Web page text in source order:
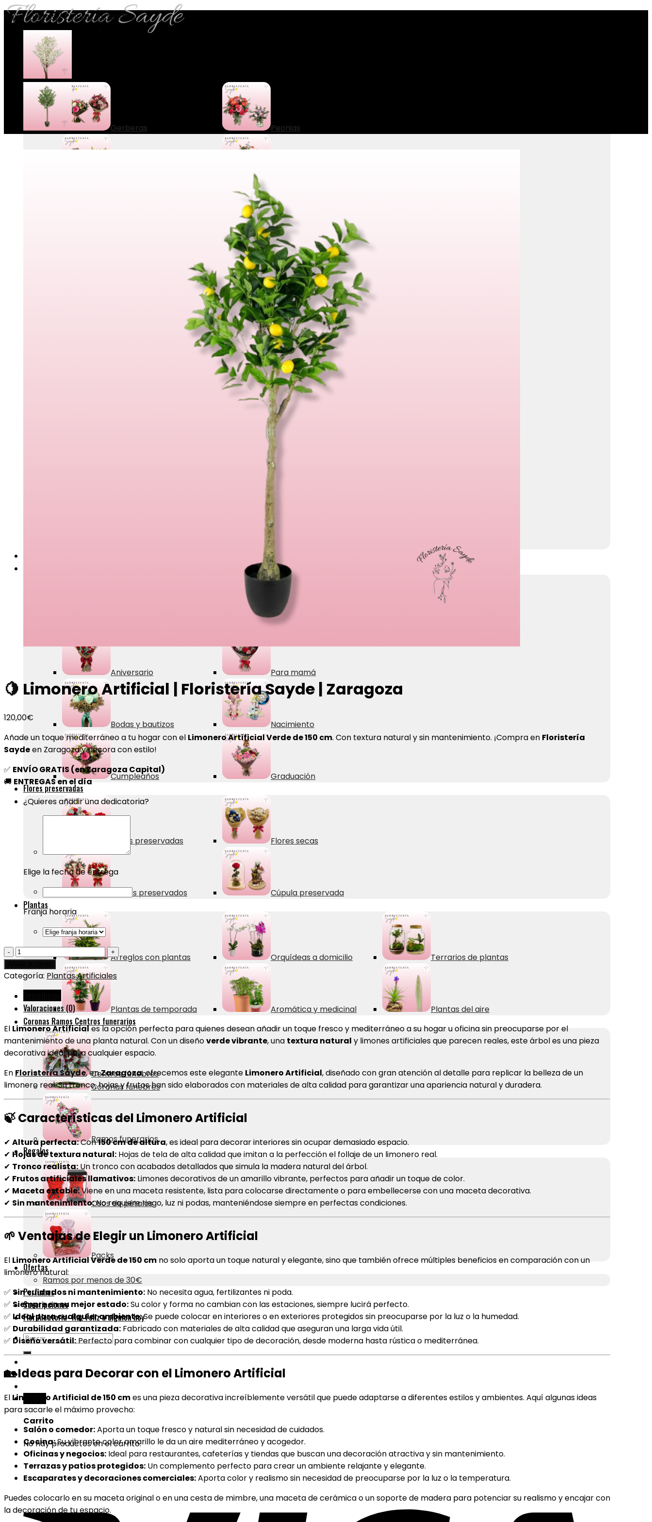
Menú
Ramos
Gerberas Peonias
Girasoles
Tulipanes
Ramos flores amarillas
Aniversario
Bodas y bautizos
Cumpleaños
Para papá
Para mamá
Nacimiento
Graduación
Flores preservadas
Rosas preservadas
Ramos preservados
Flores secas
Cúpula preservada
Plantas
Arreglos con plantas
Plantas de temporada
Orquídeas a domicilio
Aromática y medicinal
Terrarios de plantas
Plantas del aire
Coronas Ramos Centros funerarios
Centros fúnebres
Coronas funebres
Ramos funerarios
Regalos
Osos de pétalos
Packs
Ofertas
Ramos por menos de 30€
Perfumes
Suscripciones
Flor Aleatoria- Haz Feliz a alguien hoy
Buscar
por:
Carrito
No hay productos en el carrito.
Inicio/Tienda/ Plantas Artificiales
🍋 Limonero Artificial | Floristería Sayde | Zaragoza
120,00€
Añade un toque mediterráneo a tu hogar con el Limonero Artificial Verde de 150 cm. Con textura natural y sin mantenimiento. ¡Compra en Floristería
Saydeen Zaragoza y decora con estilo!
✅ ENVÍO GRATIS (en Zaragoza Capital)
🚚 ENTREGAS en el día
¿Quieres añadir una dedicatoria?
Elige la fecha de entrega
Franja horaria
🍋
Limonero
Artificial
Floristería
Sayde
|
Zaragoza
cantidad
Categoría: Plantas Artificiales
Valoraciones (0)
El Limonero Artificiales la opción perfecta para quienes desean añadir un toque fresco y mediterráneo a su hogar u oficina sin preocuparse por el
mantenimiento de una planta natural. Con un diseñoverde vibrante, una textura natural y limones artificiales que parecen reales, este árbol es una pieza
decorativa ideal para cualquier espacio.
En Floristería Sayde, enZaragoza, ofrecemos este elegante Limonero Artificial, diseñado con gran atención al detalle para replicar la belleza de un
limonero real. Su tronco, hojas y frutos han sido elaborados con materiales de alta calidad para garantizar una apariencia natural y duradera.
🍃Características del Limonero Artificial
✔ Altura perfecta:Con150 cm de altura, es ideal para decorar interiores sin ocupar demasiado espacio.
✔ Hojas de textura natural: Hojas de tela de alta calidad que imitan a la perfección el follaje de un limonero real.
✔ Tronco realista:Un tronco con acabados detallados que simula la madera natural del árbol.
✔ Frutos artificiales llamativos: Limones decorativos de un amarillo vibrante, perfectos para añadir un toque de color.
✔ Maceta estable:Viene en una maceta resistente, lista para colocarse directamente o para embellecerse con una maceta decorativa.
✔ Sin mantenimiento:No requiere riego, luz ni podas, manteniéndose siempre en perfectas condiciones.
🌱 Ventajas de Elegir un Limonero Artificial
El Limonero Artificial Verde de 150 cm no solo aporta un toque natural y elegante, sino que también ofrece múltiples beneficios en comparación con un
limonero natural:
✅ Sin cuidados ni mantenimiento: No necesita agua, fertilizantes ni poda.
✅ Siempre en su mejor estado:Su color y forma no cambian con las estaciones, siempre lucirá perfecto.
✅ Ideal para cualquier ambiente:Se puede colocar en interiores o en exteriores protegidos sin preocuparse por la luz o la humedad.
✅ Durabilidad garantizada: Fabricado con materiales de alta calidad que aseguran una larga vida útil.
✅ Diseño versátil:Perfecto para combinar con cualquier tipo de decoración, desde moderna hasta rústica o mediterránea.
🏡Ideas para Decorar con el Limonero Artificial
El Limonero Artificial de 150 cmes una pieza decorativa increíblemente versátil que puede adaptarse a diferentes estilos y ambientes. Aquí algunas ideas
para sacarle el máximo provecho:
Salón o comedor:Aporta un toque fresco y natural sin necesidad de cuidados.
Cocina:Su vibrante color amarillo le da un aire mediterráneo y acogedor.
Oficinas y negocios: Ideal para restaurantes, cafeterías y tiendas que buscan una decoración atractiva y sin mantenimiento.
Terrazas y patios protegidos: Un complemento perfecto para crear un ambiente relajante y elegante.
Escaparates y decoraciones comerciales:Aporta color y realismo sin necesidad de preocuparse por la luz o la temperatura.
Puedes colocarlo en su maceta original o en una cesta de mimbre, una maceta de cerámica o un soporte de madera para potenciar su realismo y encajar con
la decoración de tu espacio.